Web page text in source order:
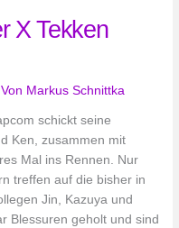
X Tekken
Markus Schnittka
schickt seine
Ken, zusammen mit
Mal ins Rennen. Nur
treffen auf die bisher in
Jin, Kazuya und
Blessuren geholt und sind